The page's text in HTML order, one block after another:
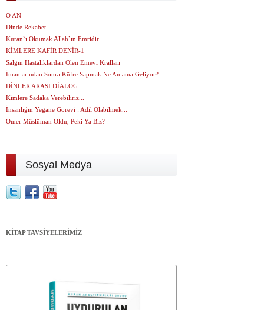
O AN
Dinde Rekabet
Kuran`ı Okumak Allah`ın Emridir
KİMLERE KAFİR DENİR-1
Salgın Hastalıklardan Ölen Emevi Kralları
İmanlarından Sonra Küfre Sapmak Ne Anlama Geliyor?
DİNLER ARASI DİALOG
Kimlere Sadaka Verebiliriz...
İnsanlığın Yegane Görevi : Adil Olabilmek...
Ömer Müslüman Oldu, Peki Ya Biz?
Sosyal Medya
KİTAP TAVSİYELERİMİZ